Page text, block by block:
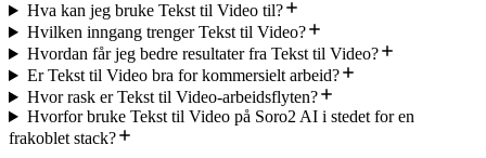
Hva kan jeg bruke Tekst til Video til?
Hvilken inngang trenger Tekst til Video?
Hvordan får jeg bedre resultater fra Tekst til Video?
Er Tekst til Video bra for kommersielt arbeid?
Hvor rask er Tekst til Video-arbeidsflyten?
Hvorfor bruke Tekst til Video på Soro2 AI i stedet for en
frakoblet stack?